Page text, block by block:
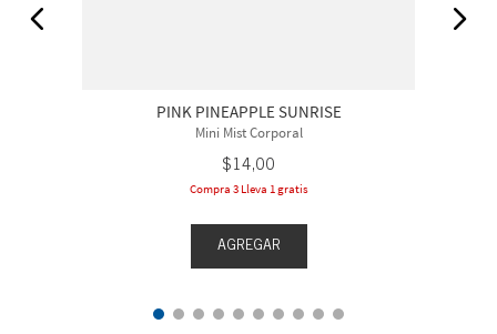
PINK PINEAPPLE SUNRISE
Mini Mist Corporal
$14,00
Compra 3 Lleva 1 gratis
AGREGAR